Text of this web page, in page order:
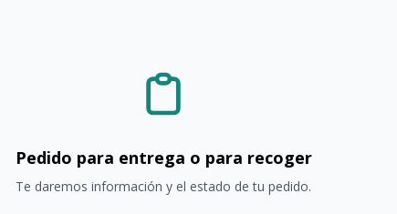
Pedido para entrega o para recoger
Te daremos información y el estado de tu pedido.